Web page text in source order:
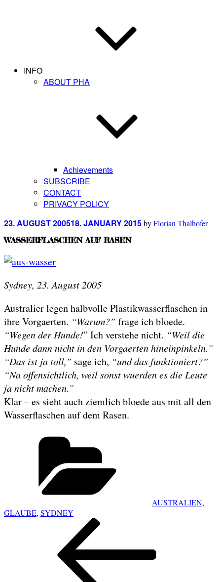
INFO
ABOUT PHA
Achievements
SUBSCRIBE
CONTACT
PRIVACY POLICY
Posted
23. AUGUST 200518. JANUARY 2015byFlorian Thalhofer
WASSERFLASCHEN AUF RASEN
Sydney, 23. August 2005
Australier legen halbvolle Plastikwasserflaschen in
ihre Vorgaerten. “Warum?” frage ich bloede.
“Wegen der Hunde!” Ich verstehe nicht. “Weil die
Hunde dann nicht in den Vorgaerten hineinpinkeln.”
“Das ist ja toll,” sage ich, “und das funktioniert?”
“Na offensichtlich, weil sonst wuerden es die Leute
ja nicht machen.”
Klar – es sieht auch ziemlich bloede aus mit all den
Wasserflaschen auf dem Rasen.
AUSTRALIEN,
GLAUBE, SYDNEY